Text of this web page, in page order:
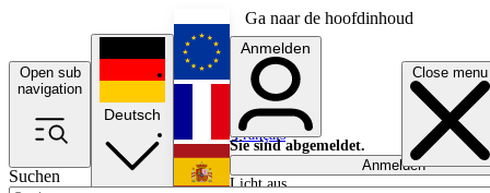
Ga naar de hoofdinhoud
Open sub
navigation
Close menu
Suchen
Deutsch
English
Français
Anmelden
Sie sind abgemeldet.
Anmelden
Licht aus